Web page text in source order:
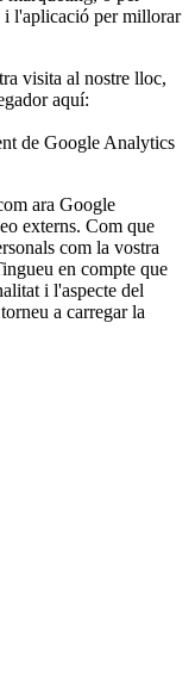
i l'aplicació per millorar
visita al nostre lloc,
aquí:
de Google Analytics
ara Google
externs. Com que
com la vostra
en compte que
i l'aspecte del
a carregar la